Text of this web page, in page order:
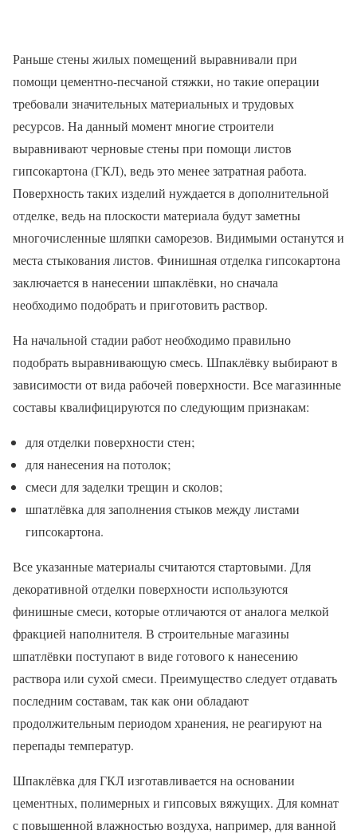
Раньше стены жилых помещений выравнивали при
помощи цементно-песчаной стяжки, но такие операции
требовали значительных материальных и трудовых
ресурсов. На данный момент многие строители
выравнивают черновые стены при помощи листов
гипсокартона (ГКЛ), ведь это менее затратная работа.
Поверхность таких изделий нуждается в дополнительной
отделке, ведь на плоскости материала будут заметны
многочисленные шляпки саморезов. Видимыми останутся и
места стыкования листов. Финишная отделка гипсокартона
заключается в нанесении шпаклёвки, но сначала
необходимо подобрать и приготовить раствор.
На начальной стадии работ необходимо правильно
подобрать выравнивающую смесь. Шпаклёвку выбирают в
зависимости от вида рабочей поверхности. Все магазинные
составы квалифицируются по следующим признакам:
для отделки поверхности стен;
для нанесения на потолок;
смеси для заделки трещин и сколов;
шпатлёвка для заполнения стыков между листами
гипсокартона.
Все указанные материалы считаются стартовыми. Для
декоративной отделки поверхности используются
финишные смеси, которые отличаются от аналога мелкой
фракцией наполнителя. В строительные магазины
шпатлёвки поступают в виде готового к нанесению
раствора или сухой смеси. Преимущество следует отдавать
последним составам, так как они обладают
продолжительным периодом хранения, не реагируют на
перепады температур.
Шпаклёвка для ГКЛ изготавливается на основании
цементных, полимерных и гипсовых вяжущих. Для комнат
с повышенной влажностью воздуха, например, для ванной